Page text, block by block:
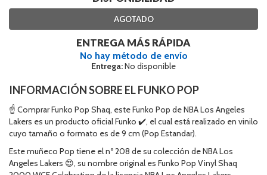
AGOTADO
ENTREGA MÁS RÁPIDA
No hay método de envío
Entrega:No disponible
INFORMACIÓN SOBRE EL FUNKO POP
☝ Comprar Funko Pop Shaq, este Funko Pop de NBA Los Angeles
Lakers es un producto oficial Funko ✔️, el cual está realizado en vinilo
cuyo tamaño o formato es de 9 cm (Pop Estandar).
Este muñeco Pop tiene el nº 208 de su colección de NBA Los
Angeles Lakers 😍, su nombre original es Funko Pop Vinyl Shaq